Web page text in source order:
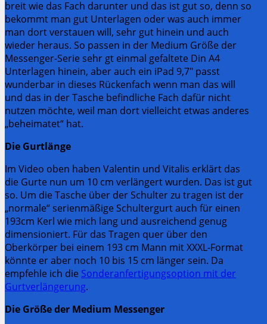
breit wie das Fach darunter und das ist gut so, denn so
bekommt man gut Unterlagen oder was auch immer
man dort verstauen will, sehr gut hinein und auch
wieder heraus. So passen in der Medium Größe der
Messenger-Serie sehr gt einmal gefaltete Din A4
Unterlagen hinein, aber auch ein iPad 9,7″ passt
wunderbar in dieses Rückenfach wenn man das will
und das in der Tasche befindliche Fach dafür nicht
nutzen möchte, weil man dort vielleicht etwas anderes
„beheimatet“ hat.
Die Gurtlänge
Im Video oben haben Valentin und Vitalis erklärt das
die Gurte nun um 10 cm verlängert wurden. Das ist gut
so. Um die Tasche über der Schulter zu tragen ist der
„normale“ serienmäßige Schultergurt auch für einen
193cm Kerl wie mich lang und ausreichend genug
dimensioniert. Für das Tragen quer über den
Oberkörper bei einem 193 cm Mann mit XXXL-Format
könnte er aber noch 10 bis 15 cm länger sein. Da
empfehle ich die Sonderanfertigungsoption mit der
Gurtverlängerung.
Die Größe der Medium Messenger